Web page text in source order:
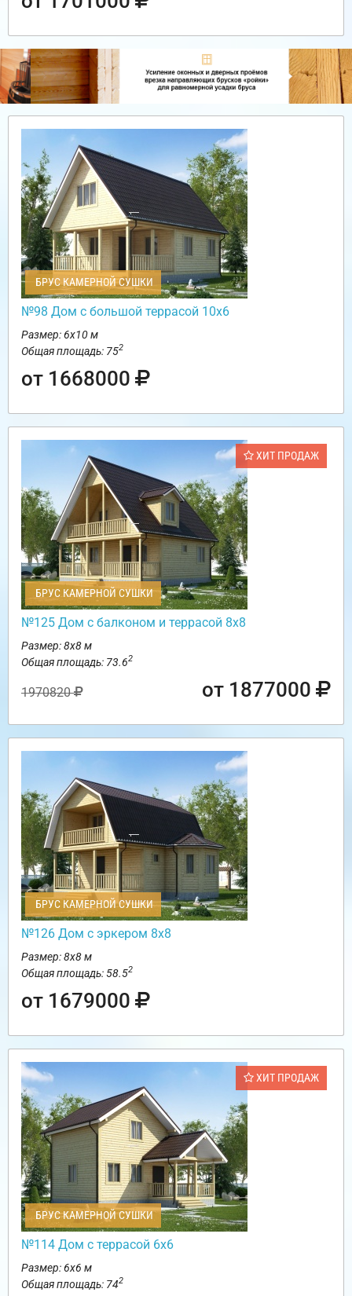
БРУС КАМЕРНОЙ СУШКИ
№98 Дом с большой террасой 10х6
Размер: 6х10 м
Общая площадь: 752
от 1668000
ХИТ ПРОДАЖ
БРУС КАМЕРНОЙ СУШКИ
№125 Дом с балконом и террасой 8х8
Размер: 8х8 м
Общая площадь: 73.62
1970820 от 1877000
БРУС КАМЕРНОЙ СУШКИ
№126 Дом с эркером 8х8
Размер: 8х8 м
Общая площадь: 58.52
от 1679000
ХИТ ПРОДАЖ
БРУС КАМЕРНОЙ СУШКИ
№114 Дом с террасой 6х6
Размер: 6х6 м
Общая площадь: 742